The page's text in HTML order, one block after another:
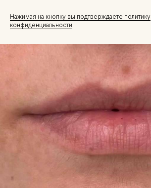
Нажимая на кнопку вы подтверждаете политику
конфиденциальности